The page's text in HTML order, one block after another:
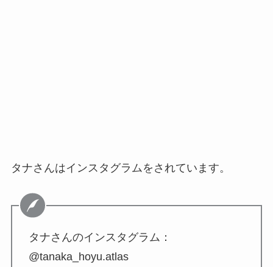
タナさんはインスタグラムをされています。
タナさんのインスタグラム：
@tanaka_hoyu.atlas